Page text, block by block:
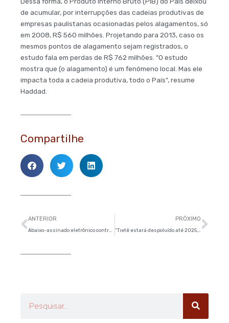
de acumular, por interrupções das cadeias produtivas de
empresas paulistanas ocasionadas pelos alagamentos, só
em 2008, R$ 560 milhões. Projetando para 2013, caso os
mesmos pontos de alagamento sejam registrados, o
estudo fala em perdas de R$ 762 milhões. "O estudo
mostra que (o alagamento) é um fenômeno local. Mas ele
impacta toda a cadeia produtiva, todo o País", resume
Haddad.
Compartilhe
Anterior
ANTERIOR PRÓXIMO